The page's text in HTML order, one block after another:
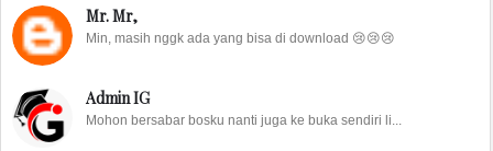
Mr. Mr,
Min, masih nggk ada yang bisa di download 😢😢😢
Admin IG
Mohon bersabar bosku nanti juga ke buka sendiri li...